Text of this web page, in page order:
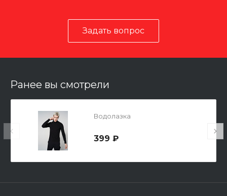
Задать вопрос
Ранее вы смотрели
Водолазка
399 ₽